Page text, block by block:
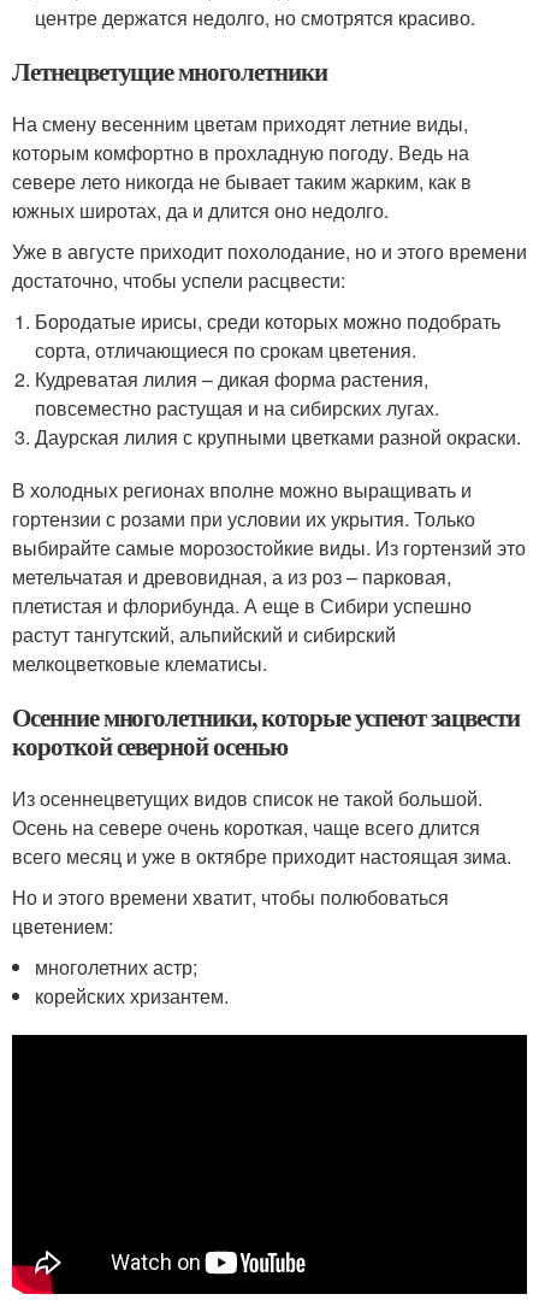
центре держатся недолго, но смотрятся красиво.
Летнецветущие многолетники
На смену весенним цветам приходят летние виды,
которым комфортно в прохладную погоду. Ведь на
севере лето никогда не бывает таким жарким, как в
южных широтах, да и длится оно недолго.
Уже в августе приходит похолодание, но и этого времени
достаточно, чтобы успели расцвести:
Бородатые ирисы, среди которых можно подобрать
сорта, отличающиеся по срокам цветения.
Кудреватая лилия – дикая форма растения,
повсеместно растущая и на сибирских лугах.
Даурская лилия с крупными цветками разной окраски.
В холодных регионах вполне можно выращивать и
гортензии с розами при условии их укрытия. Только
выбирайте самые морозостойкие виды. Из гортензий это
метельчатая и древовидная, а из роз – парковая,
плетистая и флорибунда. А еще в Сибири успешно
растут тангутский, альпийский и сибирский
мелкоцветковые клематисы.
Осенние многолетники, которые успеют зацвести
короткой северной осенью
Из осеннецветущих видов список не такой большой.
Осень на севере очень короткая, чаще всего длится
всего месяц и уже в октябре приходит настоящая зима.
Но и этого времени хватит, чтобы полюбоваться
цветением:
многолетних астр;
корейских хризантем.